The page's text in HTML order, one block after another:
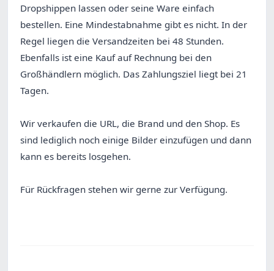
Dropshippen lassen oder seine Ware einfach
bestellen. Eine Mindestabnahme gibt es nicht. In der
Regel liegen die Versandzeiten bei 48 Stunden.
Ebenfalls ist eine Kauf auf Rechnung bei den
Großhändlern möglich. Das Zahlungsziel liegt bei 21
Tagen.
Wir verkaufen die URL, die Brand und den Shop. Es
sind lediglich noch einige Bilder einzufügen und dann
kann es bereits losgehen.
Für Rückfragen stehen wir gerne zur Verfügung.